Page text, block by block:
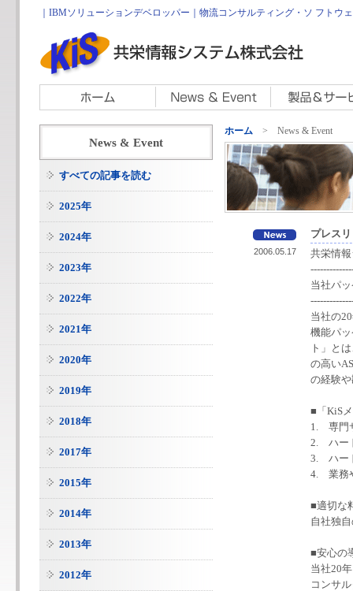
｜IBMソリューションデベロッパー｜物流コンサルティング・ソ フトウ
News & Event
すべての記事を読む
2025年
2024年
2023年
2022年
2021年
2020年
2019年
2018年
2017年
2015年
2014年
2013年
2012年
ホーム > News & Event
プレス
2006.05.17
共栄情
当社パ
当社の
機能パ
ト」と
の高い
の経験
■「KiS
1. 専門
2. ハー
3. ハー
4. 業務
■適切な
自社独
■安心の
当社20
コンサ